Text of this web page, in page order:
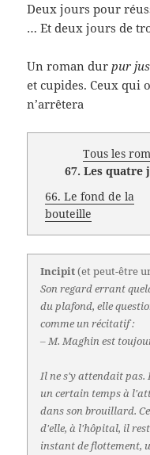
Deux jours pour
… Et deux jours de
Un roman durpur jus
et cupides. Ceux qui
n’arrêtera
Tous les
67. Les quatre
66. Le fond de la
bouteille
Incipit(et peut-être
Son regard errant
du plafond, elle
comme un récitatif :
‒ M. Maghin est
Il ne s'y attendait pas.
un certain temps à
dans son brouillard.
d'elle, à l'hôpital, il
instant de flottement,